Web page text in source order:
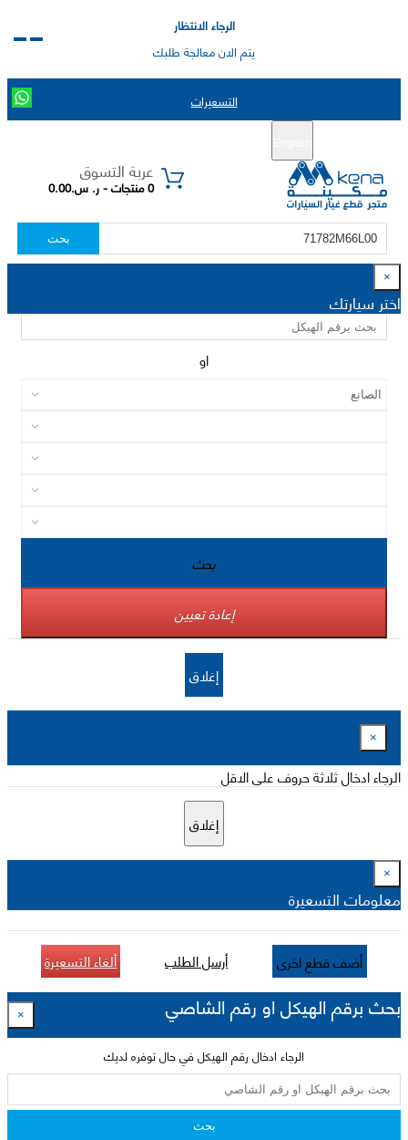
الرجاء الانتظار
يتم الان معالجة طلبك
التسعيرات
عربة التسوق
0 منتجات - ر. س.0.00
بحث
×
اختر سيارتك
او
بحث
إعادة تعيين
إغلاق
×
الرجاء ادخال ثلاثة حروف على الاقل
إغلاق
×
معلومات التسعيرة
أضف قطع اخرى أرسل الطلب ألغاء التسعيرة
بحث برقم الهيكل او رقم الشاصي ×
الرجاء ادخال رقم الهيكل في حال توفره لديك
بحث